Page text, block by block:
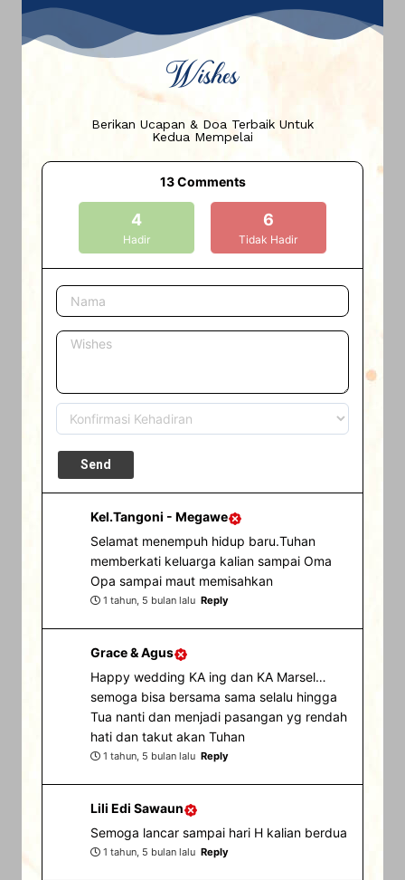
Wishes
Berikan Ucapan & Doa Terbaik Untuk
Kedua Mempelai
13Comments
4
Hadir
6
Tidak Hadir
Kel.Tangoni - Megawe
Selamat menempuh hidup baru.Tuhan
memberkati keluarga kalian sampai Oma
Opa sampai maut memisahkan
1 tahun, 5 bulan lalu Reply
Grace & Agus
Happy wedding KA ing dan KA Marsel…
semoga bisa bersama sama selalu hingga
Tua nanti dan menjadi pasangan yg rendah
hati dan takut akan Tuhan
1 tahun, 5 bulan lalu Reply
Lili Edi Sawaun
Semoga lancar sampai hari H kalian berdua
1 tahun, 5 bulan lalu Reply